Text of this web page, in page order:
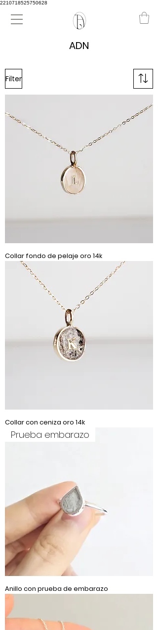
2210718525750628
ADN
Filter
Collar fondo de pelaje oro 14k
Collar con ceniza oro 14k
Prueba embarazo
Anillo con prueba de embarazo